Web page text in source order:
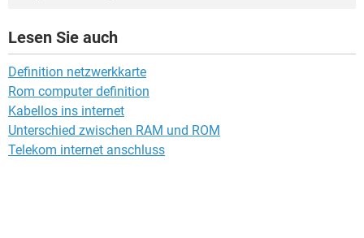
Lesen Sie auch
Definition netzwerkkarte
Rom computer definition
Kabellos ins internet
Unterschied zwischen RAM und ROM
Telekom internet anschluss